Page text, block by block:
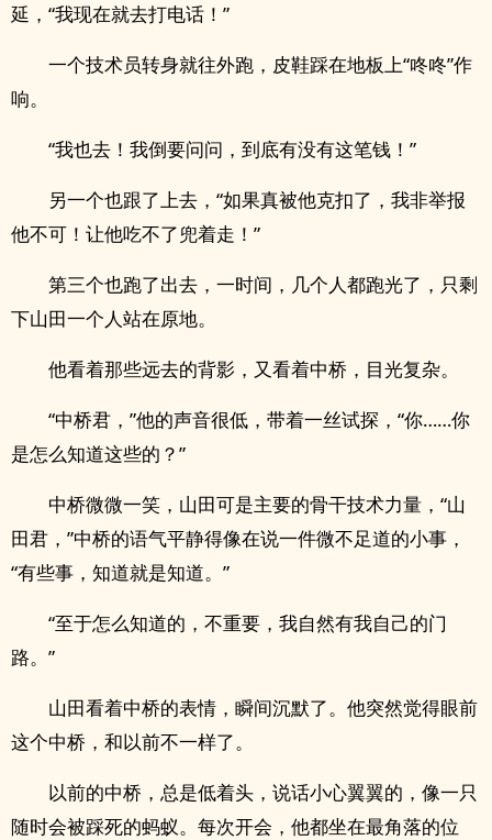
延，“我现在就去打电话！”
一个技术员转身就往外跑，皮鞋踩在地板上“咚咚”作
响。
“我也去！我倒要问问，到底有没有这笔钱！”
另一个也跟了上去，“如果真被他克扣了，我非举报
他不可！让他吃不了兜着走！”
第三个也跑了出去，一时间，几个人都跑光了，只剩
下山田一个人站在原地。
他看着那些远去的背影，又看着中桥，目光复杂。
“中桥君，”他的声音很低，带着一丝试探，“你……你
是怎么知道这些的？”
中桥微微一笑，山田可是主要的骨干技术力量，“山
田君，”中桥的语气平静得像在说一件微不足道的小事，
“有些事，知道就是知道。”
“至于怎么知道的，不重要，我自然有我自己的门
路。”
山田看着中桥的表情，瞬间沉默了。他突然觉得眼前
这个中桥，和以前不一样了。
以前的中桥，总是低着头，说话小心翼翼的，像一只
随时会被踩死的蚂蚁。每次开会，他都坐在最角落的位